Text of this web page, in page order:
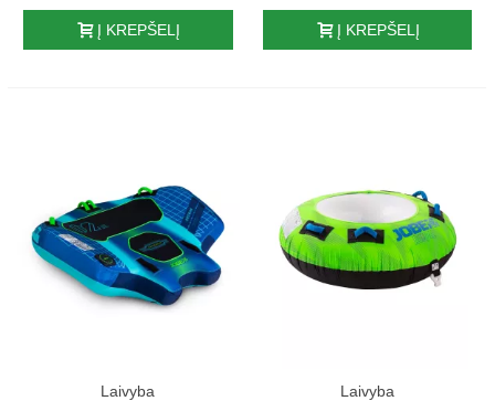
Į KREPŠELĮ Į KREPŠELĮ
Laivyba
Laivyba